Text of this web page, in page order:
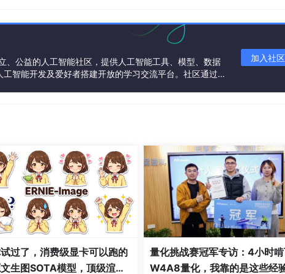
、公益的人工智能社区，提供人工智能工具、模型、数据
智能开发及爱好者搭建开放的学习交流平台。社区通过理
加入社区
过了，消费级显卡可以跑的
生图SOTA模型，顶级渲
量化挑战赛冠军专访：4小时
W4A8量化，我靠的是这些经